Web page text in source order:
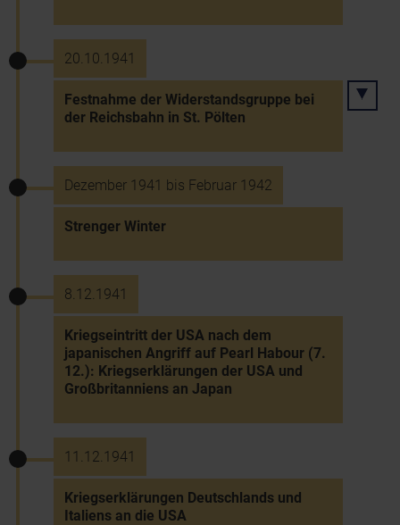
20.10.1941
Festnahme der Widerstandsgruppe bei
der Reichsbahn in St. Pölten
Dezember 1941 bis Februar 1942
Strenger Winter
8.12.1941
Kriegseintritt der USA nach dem
japanischen Angriff auf Pearl Habour (7.
12.): Kriegserklärungen der USA und
Großbritanniens an Japan
11.12.1941
Kriegserklärungen Deutschlands und
Italiens an die USA